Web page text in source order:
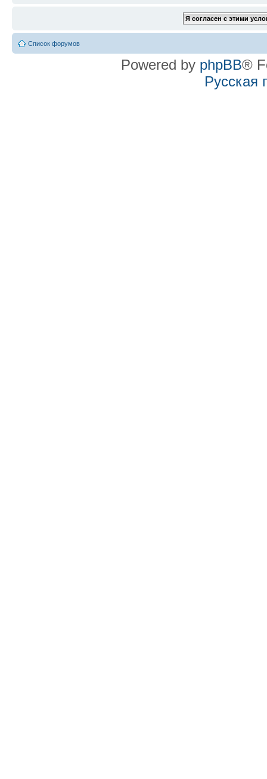
Список форумов
Powered by phpBB®
Русская